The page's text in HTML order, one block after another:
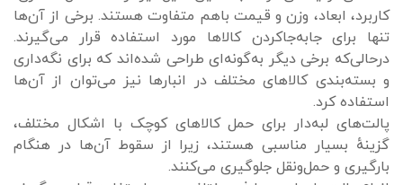
کاربرد، ابعاد، وزن و قیمت باهم متفاوت هستند. برخی از آن‌ها
تنها برای جابه‌جاکردن کالاها مورد استفاده قرار می‌گیرند.
درحالی‌که برخی دیگر به‌گونه‌ای طراحی شده‌اند که برای نگه‌داری
و بسته‌بندی کالاهای مختلف در انبارها نیز می‌توان از آن‌ها
استفاده کرد.
پالت‌های لبه‌دار برای حمل کالاهای کوچک با اشکال مختلف،
گزینهٔ بسیار مناسبی هستند، زیرا از سقوط آن‌ها در هنگام
بارگیری و حمل‌ونقل جلوگیری می‌کنند.